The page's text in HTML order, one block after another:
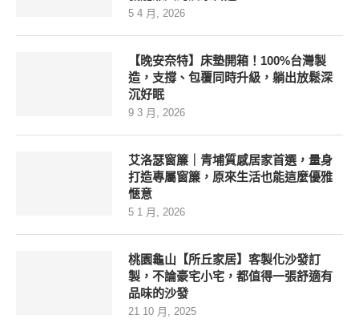
5 4 月, 2026
【晚安奈特】床墊開箱！100%台灣製
造，支撐、包覆同時升級，躺出放鬆深
沉好眠
9 3 月, 2026
艾洛瑟窗簾｜青埔質感居家首選，量身
打造專屬窗簾，原來生活也能這麼優雅
愜意
5 1 月, 2026
桃園龜山【所丘家居】客製化沙發訂
製，不論豪宅小宅，都值得一張舒適有
品味的沙發
21 10 月, 2025